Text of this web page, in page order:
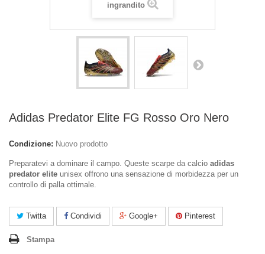
ingrandito
Adidas Predator Elite FG Rosso Oro Nero
Condizione: Nuovo prodotto
Preparatevi a dominare il campo. Queste scarpe da calcio adidas
predator elite unisex offrono una sensazione di morbidezza per un
controllo di palla ottimale.
Twitta Condividi Google+ Pinterest
Stampa